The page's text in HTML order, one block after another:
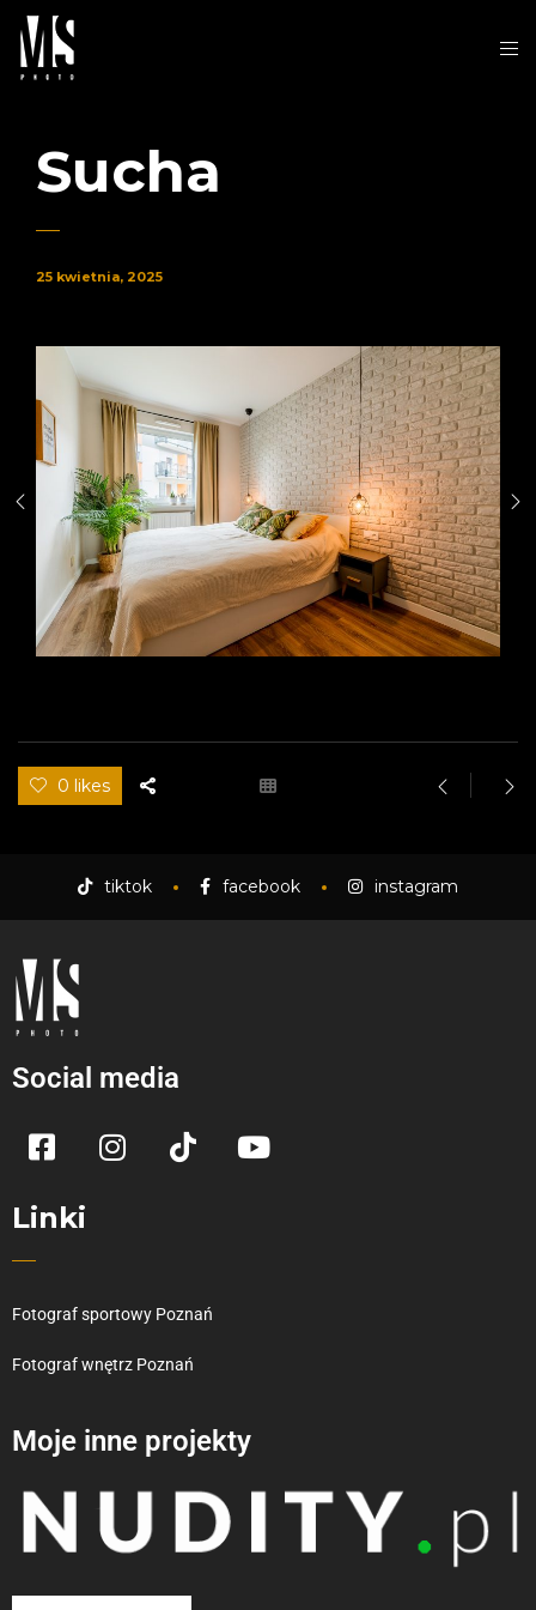
Sucha
25 kwietnia, 2025
0 likes
tiktok facebook instagram
Social media
Linki
Fotograf sportowy Poznań
Fotograf wnętrz Poznań
Moje inne projekty